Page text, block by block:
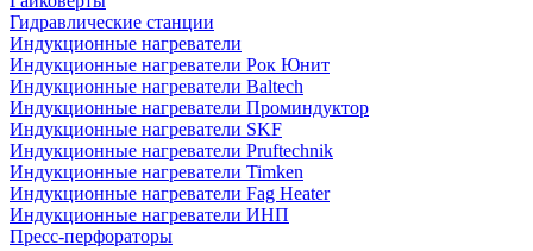
Гидравлические станции
Индукционные нагреватели
Индукционные нагреватели Рок Юнит
Индукционные нагреватели Baltech
Индукционные нагреватели Проминдуктор
Индукционные нагреватели SKF
Индукционные нагреватели Pruftechnik
Индукционные нагреватели Timken
Индукционные нагреватели Fag Heater
Индукционные нагреватели ИНП
Пресс-перфораторы